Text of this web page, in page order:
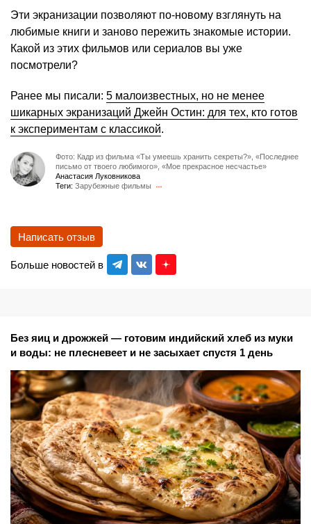
Эти экранизации позволяют по-новому взглянуть на
любимые книги и заново пережить знакомые истории.
Какой из этих фильмов или сериалов вы уже
посмотрели?
Ранее мы писали: 5 малоизвестных, но не менее
шикарных экранизаций Джейн Остин: для тех, кто готов
к экспериментам с классикой.
Фото: Кадр из фильма «Ты умеешь хранить секреты?», «Последнее
письмо от твоего любимого», «Мое прекрасное несчастье»
Анастасия Луковникова
Теги: Зарубежные фильмы
Больше новостей в
Написать отзыв
Без яиц и дрожжей — готовим индийский хлеб из муки
и воды: не плесневеет и не засыхает спустя 1 день